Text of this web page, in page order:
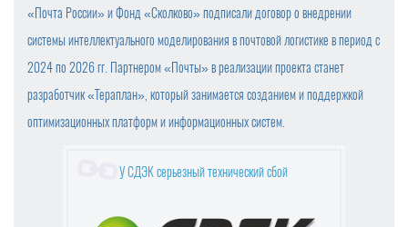
С 1 ЯНВАРЯ СУЩЕСТВЕННО ПОДОРОЖАЕТ АЛКОГОЛЬ
ГОДОВАЯ ИНФЛЯЦИЯ В НОЯБРЕ УСКОРИЛАСЬ
ГРЕЧКА, ЧАЙ И САХАР ПОДЕШЕВЕЛИ В НОЯБРЕ
ВСЕМИРНАЯ РАСПРОДАЖА: КАК 11.11 СТАЛ ДНЕМ ШО
«Почта России» и Фонд «Сколково» подписали договор о внедрении
системы интеллектуального моделирования в почтовой логистике в период с
2024 по 2026 гг. Партнером «Почты» в реализации проекта станет
разработчик «Тераплан», который занимается созданием и поддержкой
оптимизационных платформ и информационных систем.
У СДЭК серьезный технический сбой